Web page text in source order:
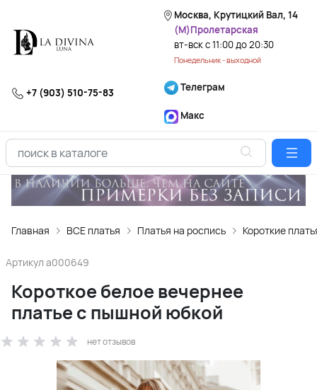
Москва, Крутицкий Вал, 14
(М)Пролетарская
вт-вск с 11:00 до 20:30
Понедельник - выходной
+7 (903) 510-75-83 Телеграм
Макс
Главная ВСЕ платья Платья на роспись Короткие
Артикул a000649
Короткое белое вечернее
платье с пышной юбкой
нет отзывов